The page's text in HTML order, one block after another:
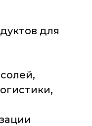
для